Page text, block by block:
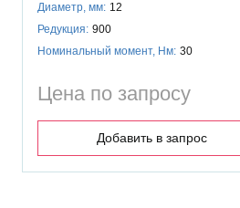
Диаметр, мм: 12
Редукция: 900
Номинальный момент, Нм: 30
Цена по запросу
Добавить в запрос